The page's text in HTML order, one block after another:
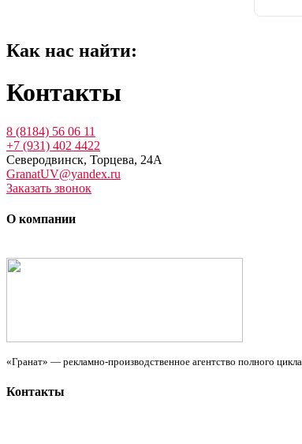
Как нас найти:
Контакты
8 (8184) 56 06 11
+7 (931) 402 4422
Северодвинск, Торцева, 24А
GranatUV@yandex.ru
Заказать звонок
О компании
«Гранат» — рекламно-производственное агентство полного цикла
Контакты